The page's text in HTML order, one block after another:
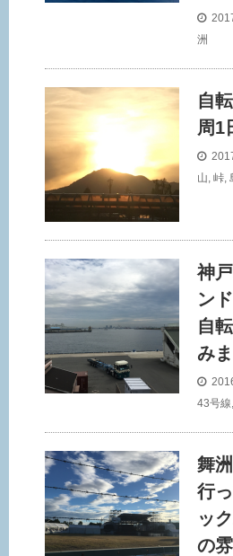
洲
自
周1
山, 峠,
神
ン
自
み
43号線,
舞
行
ッ
の